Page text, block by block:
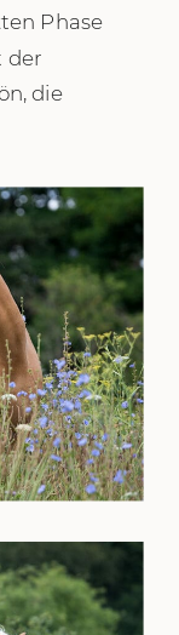
Phase
der
die